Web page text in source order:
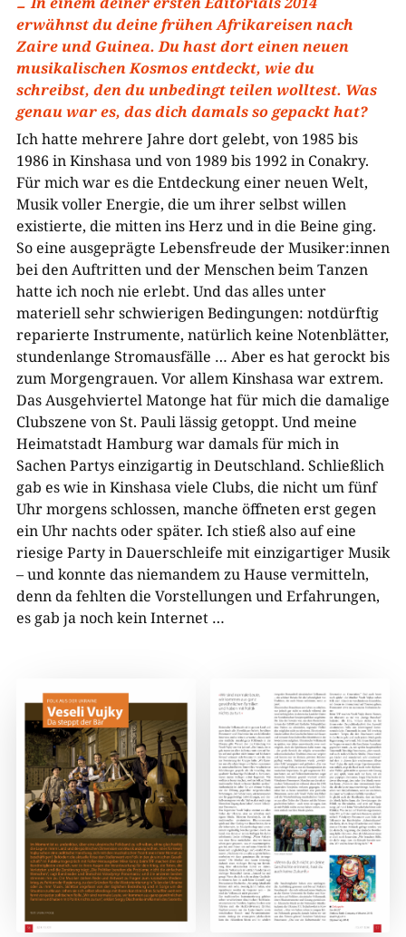
erwähnst du deine frühen Afrikareisen nach
Zaire und Guinea. Du hast dort einen neuen
musikalischen Kosmos entdeckt, wie du
schreibst, den du unbedingt teilen wolltest. Was
genau war es, das dich damals so gepackt hat?
Ich hatte mehrere Jahre dort gelebt, von 1985 bis
1986 in Kinshasa und von 1989 bis 1992 in Conakry.
Für mich war es die Entdeckung einer neuen Welt,
Musik voller Energie, die um ihrer selbst willen
existierte, die mitten ins Herz und in die Beine ging.
So eine ausgeprägte Lebensfreude der Musiker:innen
bei den Auftritten und der Menschen beim Tanzen
hatte ich noch nie erlebt. Und das alles unter
materiell sehr schwierigen Bedingungen: notdürftig
reparierte Instrumente, natürlich keine Notenblätter,
stundenlange Stromausfälle … Aber es hat gerockt bis
zum Morgengrauen. Vor allem Kinshasa war extrem.
Das Ausgehviertel Matonge hat für mich die damalige
Clubszene von St. Pauli lässig getoppt. Und meine
Heimatstadt Hamburg war damals für mich in
Sachen Partys einzigartig in Deutschland. Schließlich
gab es wie in Kinshasa viele Clubs, die nicht um fünf
Uhr morgens schlossen, manche öffneten erst gegen
ein Uhr nachts oder später. Ich stieß also auf eine
riesige Party in Dauerschleife mit einzigartiger Musik
– und konnte das niemandem zu Hause vermitteln,
denn da fehlten die Vorstellungen und Erfahrungen,
es gab ja noch kein Internet …